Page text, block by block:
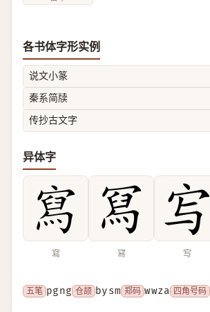
各书体字形实例
说文小篆
秦系简牍
传抄古文字
异体字
寫 冩 㝍
五笔 pgng 仓颉 bysm 郑码 wwza 四角号码